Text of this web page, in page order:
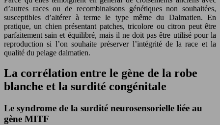
d’autres races ou de recombinaisons génétiques non souhaitées,
susceptibles d’altérer à terme le type même du Dalmatien. En
pratique, un chien présentant patches, tricolore ou citron peut être
parfaitement sain et équilibré, mais il ne doit pas être utilisé pour la
reproduction si l’on souhaite préserver l’intégrité de la race et la
qualité du pelage dalmatien.
La corrélation entre le gène de la robe
blanche et la surdité congénitale
Le syndrome de la surdité neurosensorielle liée au
gène MITF